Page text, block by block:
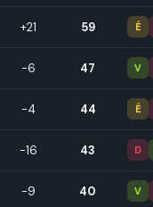
+21 59 É
-6 47 V
-4 44 É
-16 43 D
-9 40 V